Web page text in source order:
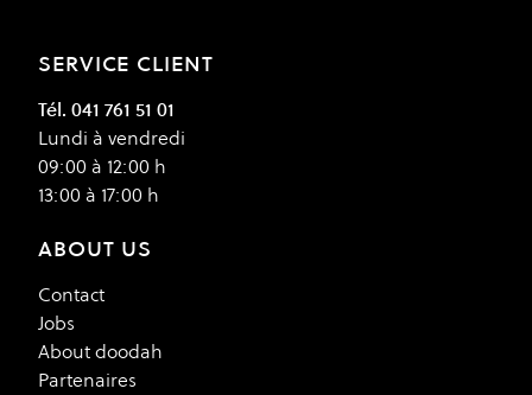
SERVICE CLIENT
Tél. 041 761 51 01
Lundi à vendredi
09:00 à 12:00 h
13:00 à 17:00 h
ABOUT US
Contact
Jobs
About doodah
Partenaires